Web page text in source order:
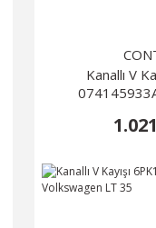
Kanallı V